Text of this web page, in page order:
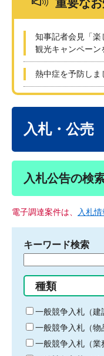
重要な
知事記者会見「楽
観光キャンペーン
熱中症を予防しま
入札・公売
入札公告の検
電子調達案件は、 入札
キーワード検索
る
キ
ー
ワ
ー
種類
一般競争入札（建
一般競争入札（物
一般競争入札（業